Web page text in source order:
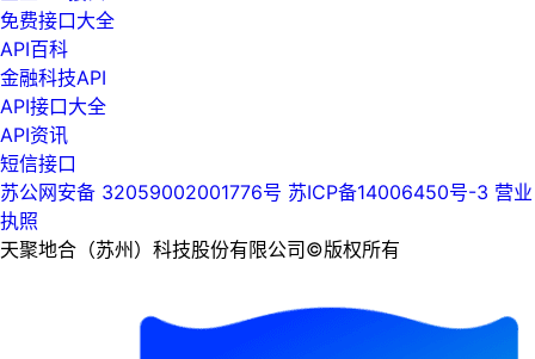
免费接口大全
API百科
金融科技API
API接口大全
API资讯
短信接口
苏公网安备 32059002001776号 苏ICP备14006450号-3 营业
执照
天聚地合（苏州）科技股份有限公司©版权所有